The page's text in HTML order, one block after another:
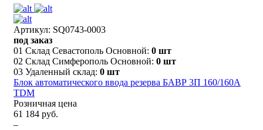
Артикул: SQ0743-0003
под заказ
01 Склад Севастополь Основной: 0 шт
02 Склад Симферополь Основной: 0 шт
03 Удаленный склад: 0 шт
Блок автоматического ввода резерва БАВР 3П 160/160А
TDM
Розничная цена
61 184 руб.
–